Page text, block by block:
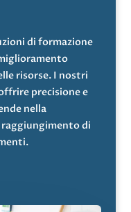
di formazione
risorse. I nostri
precisione e
nella
di